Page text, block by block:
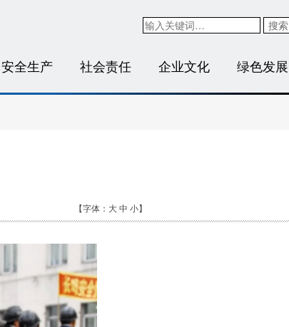
搜索
安全生产 社会责任 企业文化 绿色发展
【字体： 大中 小】